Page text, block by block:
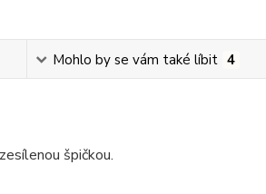
Mohlo by se vám také líbit 4
špičkou.